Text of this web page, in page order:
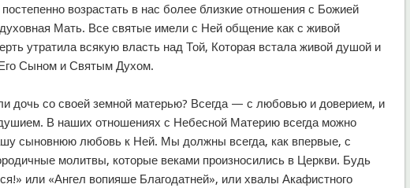
возрастать в нас более близкие отношения с Божией
Мать. Все святые имели с Ней общение как с живой
утратила всякую власть над Той, Которая встала живой душой и
Сыном и Святым Духом.
дочь со своей земной матерью? Всегда — с любовью и доверием, и
В наших отношениях с Небесной Материю всегда можно
сыновнюю любовь к Ней. Мы должны всегда, как впервые, с
молитвы, которые веками произносились в Церкви. Будь
или «Ангел вопияше Благодатней», или хвалы Акафистного